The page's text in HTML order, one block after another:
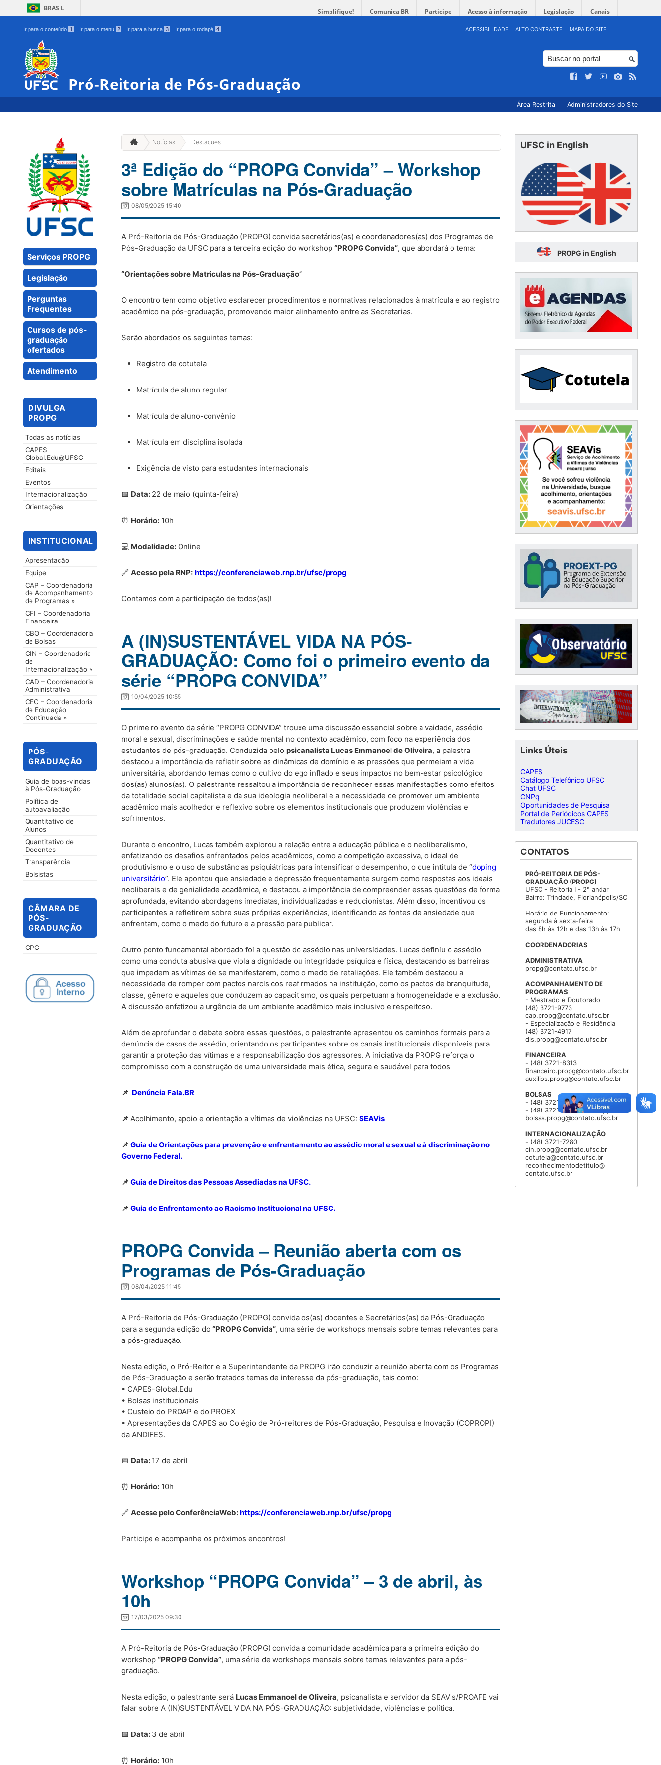
BRASIL Simplifique! Comunica BR Participe Acesso à informação Legislação Canais
Ir para o conteúdo 1 Ir para o menu 2 Ir para a busca 3 Ir para o rodapé 4 ACESSIBILIDADE ALTO CONTRASTE MAPA DO SITE
Pró-Reitoria de Pós-Graduação
Área Restrita Administradores do Site
Serviços PROPG
Legislação
Perguntas
Frequentes
Cursos de pós-
graduação
ofertados
Atendimento
DIVULGA
PROPG
Todas as notícias
CAPES
Global.Edu@UFSC
Editais
Eventos
Internacionalização
Orientações
INSTITUCIONAL
Apresentação
Equipe
CAP – Coordenadoria
de Acompanhamento
de Programas »
CFI – Coordenadoria
Financeira
CBO – Coordenadoria
de Bolsas
CIN – Coordenadoria
de
Internacionalização »
CAD – Coordenadoria
Administrativa
CEC – Coordenadoria
de Educação
Continuada »
PÓS-
GRADUAÇÃO
Guia de boas-vindas
à Pós-Graduação
Política de
autoavaliação
Quantitativo de
Alunos
Quantitativo de
Docentes
Transparência
Bolsistas
CÂMARA DE
PÓS-
GRADUAÇÃO
CPG
Notícias Destaques
3ª Edição do “PROPG Convida” – Workshop
sobre Matrículas na Pós-Graduação
08/05/2025 15:40
A Pró-Reitoria de Pós-Graduação (PROPG) convida secretários(as) e coordenadores(as) dos Programas de
Pós-Graduação da UFSC para a terceira edição do workshop “PROPG Convida”, que abordará o tema:
“Orientações sobre Matrículas na Pós-Graduação”
O encontro tem como objetivo esclarecer procedimentos e normativas relacionados à matrícula e ao registro
acadêmico na pós-graduação, promovendo maior alinhamento entre as Secretarias.
Serão abordados os seguintes temas:
Registro de cotutela
Matrícula de aluno regular
Matrícula de aluno-convênio
Matrícula em disciplina isolada
Exigência de visto para estudantes internacionais
📅 Data: 22 de maio (quinta-feira)
⏰ Horário: 10h
💻 Modalidade: Online
🔗 Acesso pela RNP: https://conferenciaweb.rnp.br/ufsc/propg
Contamos com a participação de todos(as)!
A (IN)SUSTENTÁVEL VIDA NA PÓS-
GRADUAÇÃO: Como foi o primeiro evento da
série “PROPG CONVIDA”
10/04/2025 10:55
O primeiro evento da série “PROPG CONVIDA” trouxe uma discussão essencial sobre a vaidade, assédio
moral e sexual, discriminações e saúde mental no contexto acadêmico, com foco na experiência dos
estudantes de pós-graduação. Conduzida pelo psicanalista Lucas Emmanoel de Oliveira, a palestra
destacou a importância de refletir sobre as dinâmicas de domínio e as pressões que permeiam a vida
universitária, abordando temas como o cultivo do ego inflado e seus impactos no bem-estar psicológico
dos(as) alunos(as). O palestrante ressaltou a importância de reconhecer essas manifestações como efeitos
da totalidade social capitalista e da sua ideologia neoliberal e a necessidade de promover um ambiente
acadêmico mais acolhedor e reflexivo sobre os elementos institucionais que produzem violências e
sofrimentos.
Durante o encontro, Lucas também explorou a relação entre a educação pública e o neoliberalismo,
enfatizando os desafios enfrentados pelos acadêmicos, como a competição excessiva, o ideal de
produtivismo e o uso de substâncias psiquiátricas para intensificar o desempenho, o que intitula de “doping
universitário”. Ele apontou que ansiedade e depressão frequentemente surgem como respostas aos ideais
neoliberais e de genialidade acadêmica, e destacou a importância de compreender essas questões de forma
aprofundada, evitando abordagens imediatas, individualizadas e reducionistas. Além disso, incentivou os
participantes a refletirem sobre suas próprias experiências, identificando as fontes de ansiedade que
enfrentam, como o medo do futuro e a pressão para publicar.
Outro ponto fundamental abordado foi a questão do assédio nas universidades. Lucas definiu o assédio
como uma conduta abusiva que viola a dignidade ou integridade psíquica e física, destacando as barreiras
que impedem as vítimas de se manifestarem, como o medo de retaliações. Ele também destacou a
necessidade de romper com pactos narcísicos reafirmados na instituição, como os pactos de branquitude,
classe, gênero e aqueles que conduzem ao capacitismo, os quais perpetuam a homogeneidade e a exclusão.
A discussão enfatizou a urgência de um ambiente acadêmico mais inclusivo e respeitoso.
Além de aprofundar o debate sobre essas questões, o palestrante apresentou os caminhos formais para a
denúncia de casos de assédio, orientando os participantes sobre os canais institucionais disponíveis para
garantir a proteção das vítimas e a responsabilização dos agressores. A iniciativa da PROPG reforça o
compromisso com a construção de uma universidade mais ética, segura e saudável para todos.
📌 Denúncia Fala.BR
📌 Acolhimento, apoio e orientação a vítimas de violências na UFSC: SEAVis
📌 Guia de Orientações para prevenção e enfrentamento ao assédio moral e sexual e à discriminação no
Governo Federal.
📌 Guia de Direitos das Pessoas Assediadas na UFSC.
📌 Guia de Enfrentamento ao Racismo Institucional na UFSC.
PROPG Convida – Reunião aberta com os
Programas de Pós-Graduação
08/04/2025 11:45
A Pró-Reitoria de Pós-Graduação (PROPG) convida os(as) docentes e Secretários(as) da Pós-Graduação
para a segunda edição do “PROPG Convida”, uma série de workshops mensais sobre temas relevantes para
a pós-graduação.
Nesta edição, o Pró-Reitor e a Superintendente da PROPG irão conduzir a reunião aberta com os Programas
de Pós-Graduação e serão tratados temas de interesse da pós-graduação, tais como:
•⁠ ⁠CAPES-Global.Edu
•⁠ ⁠Bolsas institucionais
•⁠ ⁠Custeio do PROAP e do PROEX
•⁠ ⁠Apresentações da CAPES ao Colégio de Pró-reitores de Pós-Graduação, Pesquisa e Inovação (COPROPI)
da ANDIFES.
📅 Data: 17 de abril
⏰ Horário: 10h
🔗 Acesse pelo ConferênciaWeb: https://conferenciaweb.rnp.br/ufsc/propg
Participe e acompanhe os próximos encontros!
Workshop “PROPG Convida” – 3 de abril, às
10h
17/03/2025 09:30
A Pró-Reitoria de Pós-Graduação (PROPG) convida a comunidade acadêmica para a primeira edição do
workshop “PROPG Convida”, uma série de workshops mensais sobre temas relevantes para a pós-
graduação.
Nesta edição, o palestrante será Lucas Emmanoel de Oliveira, psicanalista e servidor da SEAVis/PROAFE vai
falar sobre A (IN)SUSTENTÁVEL VIDA NA PÓS-GRADUAÇÃO: subjetividade, violências e política.
📅 Data: 3 de abril
⏰ Horário: 10h
UFSC in English
PROPG in English
Links Úteis
CAPES
Catálogo Telefônico UFSC
Chat UFSC
CNPq
Oportunidades de Pesquisa
Portal de Periódicos CAPES
Tradutores JUCESC
CONTATOS
PRÓ-REITORIA DE PÓS-
GRADUAÇÃO (PROPG)
UFSC - Reitoria I - 2° andar
Bairro: Trindade, Florianópolis/SC
Horário de Funcionamento:
segunda à sexta-feira
das 8h às 12h e das 13h às 17h
COORDENADORIAS
ADMINISTRATIVA
propg@contato.ufsc.br
ACOMPANHAMENTO DE
PROGRAMAS
- Mestrado e Doutorado
(48) 3721-9773
cap.propg@contato.ufsc.br
- Especialização e Residência
(48) 3721-4917
dls.propg@contato.ufsc.br
FINANCEIRA
- (48) 3721-8313
financeiro.propg@contato.ufsc.br
auxilios.propg@contato.ufsc.br
BOLSAS
- (48) 3721-4788
- (48) 3721-9311 (Whatsapp)
bolsas.propg@contato.ufsc.br
INTERNACIONALIZAÇÃO
- (48) 3721-7280
cin.propg@contato.ufsc.br
cotutela@contato.ufsc.br
reconhecimentodetitulo@
contato.ufsc.br